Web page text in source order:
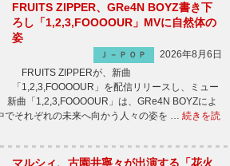
FRUITS ZIPPER、GRe4N BOYZ書き下
ろし「1,2,3,FOOOOUR」MVに自然体の
姿
Ｊ－ＰＯＰ
2026年8月6日
FRUITS ZIPPERが、新曲
「1,2,3,FOOOOUR」を配信リリースし、ミュー
曲「1,2,3,FOOOOUR」は、GRe4N BOYZによ
でそれぞれの未来へ向かう人々の姿を … 続きを読
マルシィ、古園井寧々が出演する「花火